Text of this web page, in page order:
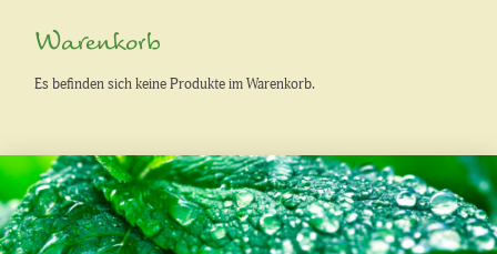
Warenkorb
Es befinden sich keine Produkte im Warenkorb.